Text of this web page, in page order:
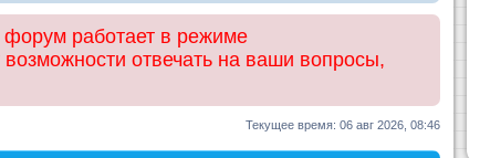
работает в режиме
отвечать на ваши вопросы,
Текущее время: 06 авг 2026, 08:46